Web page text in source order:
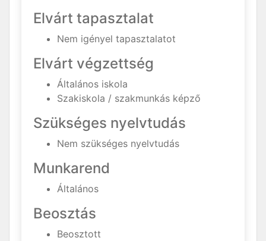
Elvárt tapasztalat
Nem igényel tapasztalatot
Elvárt végzettség
Általános iskola
Szakiskola / szakmunkás képző
Szükséges nyelvtudás
Nem szükséges nyelvtudás
Munkarend
Általános
Beosztás
Beosztott